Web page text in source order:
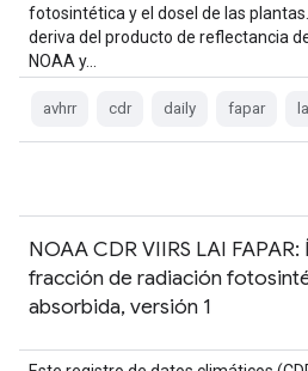
fotosintética y el dosel de las
deriva del producto de reflectancia
NOAA y…
avhrr cdr daily fapar
NOAA CDR VIIRS LAI
fracción de radiación
absorbida, versión 1